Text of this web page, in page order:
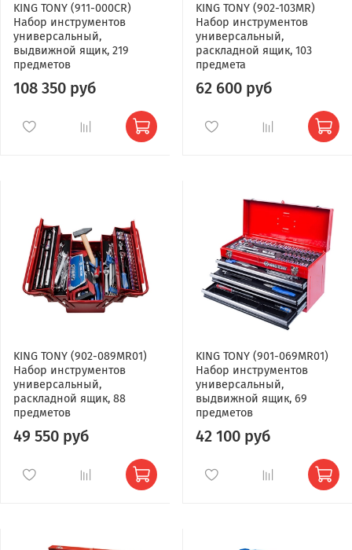
KING TONY (911-000CR)
Набор инструментов
универсальный,
выдвижной ящик, 219
предметов
108 350 руб
KING TONY (902-103MR)
Набор инструментов
универсальный,
раскладной ящик, 103
предмета
62 600 руб
KING TONY (902-089MR01)
Набор инструментов
универсальный,
раскладной ящик, 88
предметов
49 550 руб
KING TONY (901-069MR01)
Набор инструментов
универсальный,
выдвижной ящик, 69
предметов
42 100 руб